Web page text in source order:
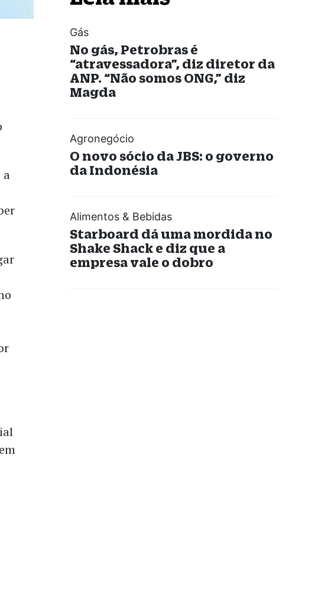
a
Gás
No gás, Petrobras é
“atravessadora”, diz diretor da
ANP. “Não somos ONG,” diz
Magda
Agronegócio
O novo sócio da JBS: o governo
da Indonésia
Alimentos & Bebidas
Starboard dá uma mordida no
Shake Shack e diz que a
empresa vale o dobro